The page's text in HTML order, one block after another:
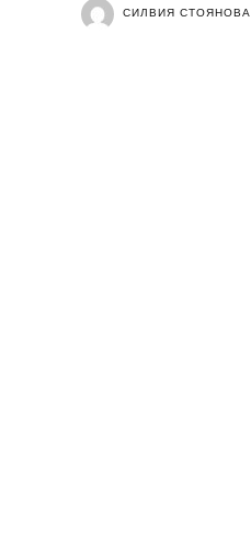
СИЛВИЯ СТОЯНОВА